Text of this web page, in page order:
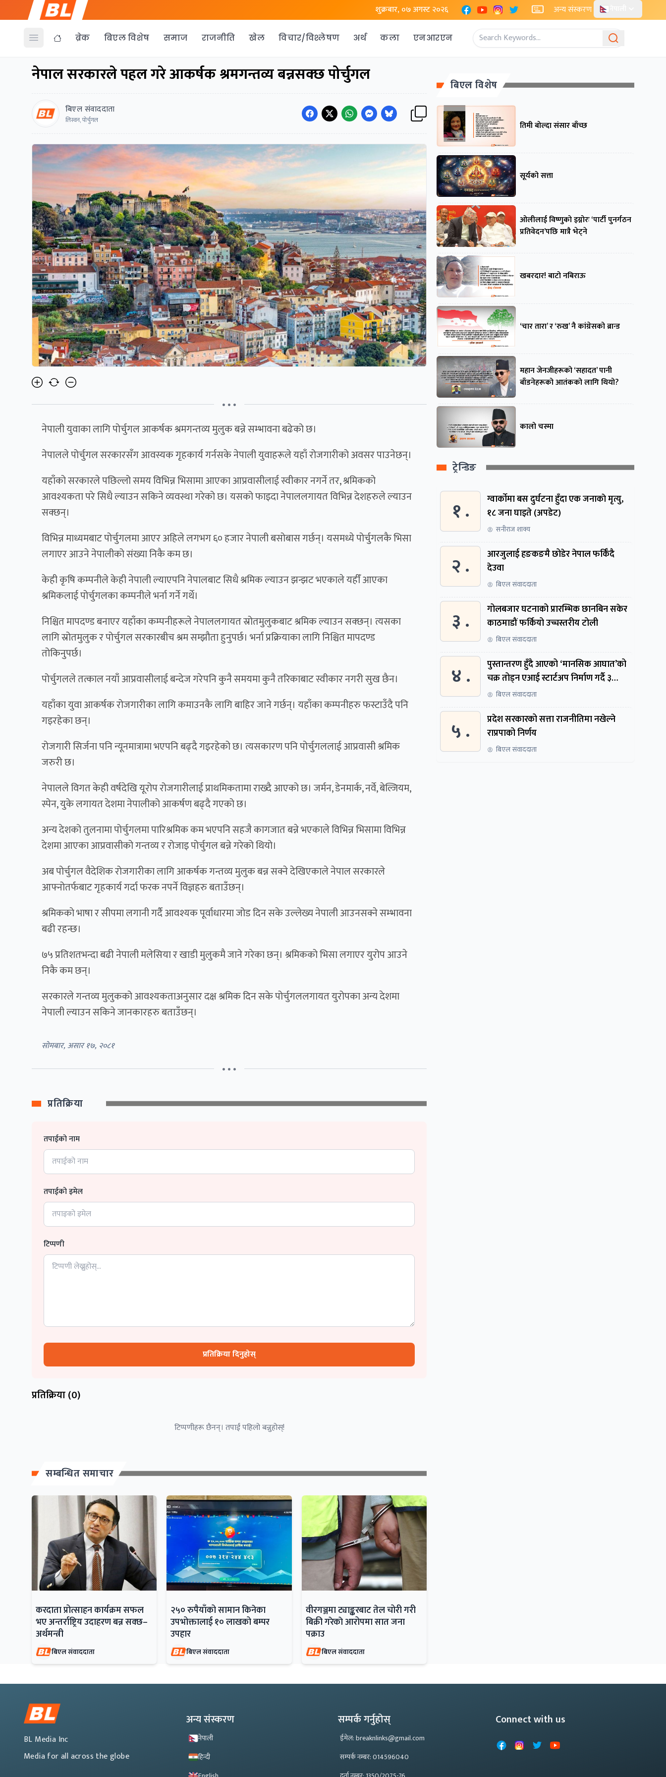
शुक्रबार, ०७ अगस्ट २०२६ FacebookYouTubeInstagram
X अन्य संस्करण
Open menu ब्रेक बिएल विशेष समाज राजनीति खेल विचार/विश्लेषण अर्थ कला एनआरएन
नेपाल सरकारले पहल गरे आकर्षक श्रमगन्तव्य बन्नसक्छ पोर्चुगल
बिएल संवाददाता
लिस्वन, पोर्चुगल
• • •
नेपाली युवाका लागि पोर्चुगल आकर्षक श्रमगन्तव्य मुलुक बन्ने सम्भावना बढेको छ।
नेपालले पोर्चुगल सरकारसँग आवस्यक गृहकार्य गर्नसके नेपाली युवाहरूले यहाँ रोजगारीको अवसर पाउनेछन्।
यहाँको सरकारले पछिल्लो समय विभिन्न भिसामा आएका आप्रवासीलाई स्वीकार नगर्ने तर, श्रमिकको
आवश्यकता परे सिधै ल्याउन सकिने व्यवस्था गरेको छ। यसको फाइदा नेपाललगायत विभिन्न देशहरुले ल्याउन
सक्छन्।
विभिन्न माध्यमबाट पोर्चुगलमा आएर अहिले लगभग ६० हजार नेपाली बसोबास गर्छन्। यसमध्ये पोर्चुगलकै भिसा
लगाएर आउने नेपालीको संख्या निकै कम छ।
केही कृषि कम्पनीले केही नेपाली ल्याएपनि नेपालबाट सिधै श्रमिक ल्याउन झन्झट भएकाले यहीँ आएका
श्रमिकलाई पोर्चुगलका कम्पनीले भर्ना गर्ने गर्थे।
निश्चित मापदण्ड बनाएर यहाँका कम्पनीहरूले नेपाललगायत स्रोतमुलुकबाट श्रमिक ल्याउन सक्छन्। त्यसका
लागि स्रोतमुलुक र पोर्चुगल सरकारबीच श्रम सम्झौता हुनुपर्छ। भर्ना प्रक्रियाका लागि निश्चित मापदण्ड
तोकिनुपर्छ।
पोर्चुगलले तत्काल नयाँ आप्रवासीलाई बन्देज गरेपनि कुनै समयमा कुनै तरिकाबाट स्वीकार नगरी सुख छैन।
यहाँका युवा आकर्षक रोजगारीका लागि कमाउनकै लागि बाहिर जाने गर्छन्। यहाँका कम्पनीहरु फस्टाउँदै पनि
गइरहेका छन्।
रोजगारी सिर्जना पनि न्यूनमात्रामा भएपनि बढ्दै गइरहेको छ। त्यसकारण पनि पोर्चुगललाई आप्रवासी श्रमिक
जरुरी छ।
नेपालले विगत केही वर्षदेखि यूरोप रोजगारीलाई प्राथमिकतामा राख्दै आएको छ। जर्मन, डेनमार्क, नर्वे, बेल्जियम,
स्पेन, युके लगायत देशमा नेपालीको आकर्षण बढ्दै गएको छ।
अन्य देशको तुलनामा पोर्चुगलमा पारिश्रमिक कम भएपनि सहजै कागजात बन्ने भएकाले विभिन्न भिसामा विभिन्न
देशमा आएका आप्रवासीको गन्तव्य र रोजाइ पोर्चुगल बन्ने गरेको थियो।
अब पोर्चुगल वैदेशिक रोजगारीका लागि आकर्षक गन्तव्य मुलुक बन्न सक्ने देखिएकाले नेपाल सरकारले
आफ्नोतर्फबाट गृहकार्य गर्दा फरक नपर्ने विज्ञहरु बताउँछन्।
श्रमिककाे भाषा र सीपमा लगानी गर्दै आवश्यक पूर्वाधारमा जोड दिन सके उल्लेख्य नेपाली आउनसक्ने सम्भावना
बढी रहन्छ।
७५ प्रतिशतभन्दा बढी नेपाली मलेसिया र खाडी मुलुकमै जाने गरेका छन्। श्रमिकको भिसा लगाएर युरोप आउने
निकै कम छन्।
सरकारले गन्तव्य मुलुकको आवश्यकताअनुसार दक्ष श्रमिक दिन सके पोर्चुगललगायत युरोपका अन्य देशमा
नेपाली ल्याउन सकिने जानकारहरु बताउँछन्।
सोमबार, असार १७, २०८१
• • •
प्रतिक्रिया
तपाईको नाम
तपाईको इमेल
टिप्पणी
प्रतिक्रिया दिनुहोस्
प्रतिक्रिया (0)
टिप्पणीहरू छैनन्। तपाईं पहिलो बन्नुहोस्!
सम्बन्धित समाचार
करदाता प्रोत्साहन कार्यक्रम सफल
भए अन्तर्राष्ट्रिय उदाहरण बन्न सक्छ–
अर्थमन्त्री
बिएल संवाददाता
२५० रुपैयाँको सामान किनेका
उपभोक्तालाई १० लाखको बम्पर
उपहार
बिएल संवाददाता
वीरगञ्जमा ट्याङ्करबाट तेल चोरी गरी
बिक्री गरेकाे आरोपमा सात जना
पक्राउ
बिएल संवाददाता
बिएल विशेष
तिमी बोल्दा संसार बाँच्छ
सूर्यको सत्ता
ओलीलाई विष्णुको इग्नोरः ‘पार्टी पुनर्गठन
प्रतिवेदन’पछि मात्रै भेट्ने
खबरदार! बाटो नबिराऊ
‘चार तारा’ र ‘रुख’ नै कांग्रेसको ब्रान्ड
महान जेनजीहरूको ‘सहादत’ पानी
बाँडनेहरूको आतंकको लागि थियो?
कालो चस्मा
ट्रेन्डिङ
१ .
ग्वार्काेमा बस दुर्घटना हुँदा एक जनाकाे मृत्यु,
१८ जना घाइते (अपडेट)
सनीराज शाक्य
२ .
आरजुलाई हङकङमै छोडेर नेपाल फर्किँदै
देउवा
बिएल संवाददाता
३ .
गोलबजार घटनाको प्रारम्भिक छानबिन सकेर
काठमाडौं फर्कियो उच्चस्तरीय टोली
बिएल संवाददाता
४ .
पुस्तान्तरण हुँदै आएको ‘मानसिक आघात’को
चक्र तोड्न एआई स्टार्टअप निर्माण गर्दै ३
नेपाली
बिएल संवाददाता
५ .
प्रदेश सरकारको सत्ता राजनीतिमा नखेल्ने
राप्रपाको निर्णय
बिएल संवाददाता
BL Media Inc
Media for all across the globe
अन्य संस्करण
नेपाली
हिन्दी
सम्पर्क गर्नुहोस्
ईमेल: breaknlinks@gmail.com
सम्पर्क नम्बर: 014596040
Connect with us
FacebookInstagram
X YouTube